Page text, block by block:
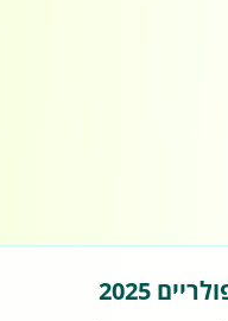
2025